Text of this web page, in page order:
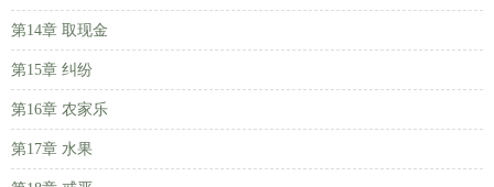
第14章 取现金
第15章 纠纷
第16章 农家乐
第17章 水果